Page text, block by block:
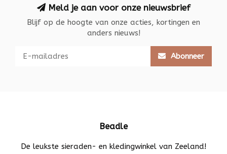
Meld je aan voor onze nieuwsbrief
Blijf op de hoogte van onze acties, kortingen en
anders nieuws!
Abonneer
Beadle
De leukste sieraden- en kledingwinkel van Zeeland!